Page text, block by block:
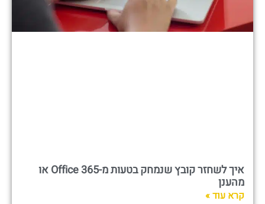
איך לשחזר קובץ שנמחק בטעות מ-Office 365 או
מהענן
קרא עוד »